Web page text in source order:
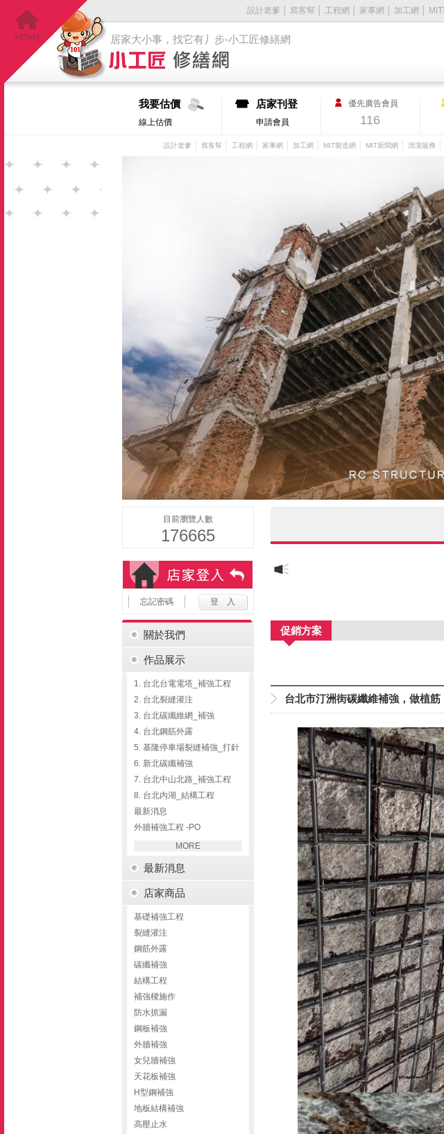
居家大小事，找它有丿步-小工匠修繕網
設計老爹 窩客幫 工程網 家事網 加工網
我要估價
線上估價
店家刊登
申請會員
優先廣告會員
116
設計老爹 窩客幫 工程網 家事網 加工網 MIT製造網 MIT新聞網 清潔服務
目前瀏覽人數
176665
忘記密碼
關於我們
作品展示
1. 台北台電電塔_補強工程
2. 台北裂縫灌注
3. 台北碳纖維網_補強
4. 台北鋼筋外露
5. 基隆停車場裂縫補強_打針
6. 新北碳纖補強
7. 台北中山北路_補強工程
8. 台北內湖_結構工程
最新消息
外牆補強工程 -PO
MORE
最新消息
店家商品
基礎補強工程
裂縫灌注
鋼筋外露
碳纖補強
結構工程
補強樑施作
防水抓漏
鋼板補強
外牆補強
女兒牆補強
天花板補強
H型鋼補強
地板結構補強
高壓止水
促銷方案
台北市汀洲街碳纖維補強，做植筋